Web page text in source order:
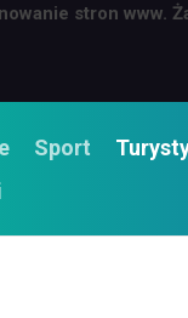
stron www.
Sport